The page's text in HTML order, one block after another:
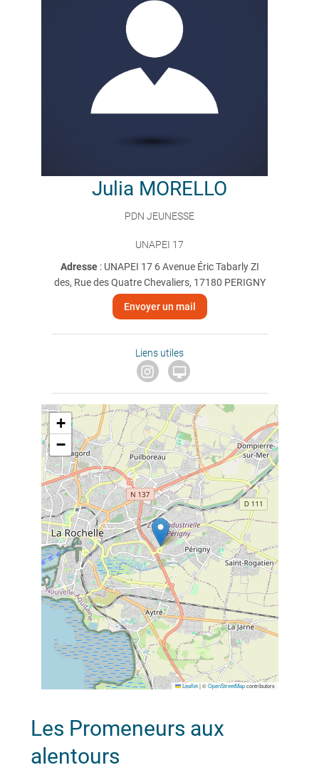
Julia MORELLO
PDN JEUNESSE
UNAPEI 17
Adresse : UNAPEI 17 6 Avenue Éric Tabarly ZI
des, Rue des Quatre Chevaliers, 17180 PERIGNY
Envoyer un mail
Liens utiles

+
−
Leaflet |©OpenStreetMapcontributors
Les Promeneurs aux
alentours